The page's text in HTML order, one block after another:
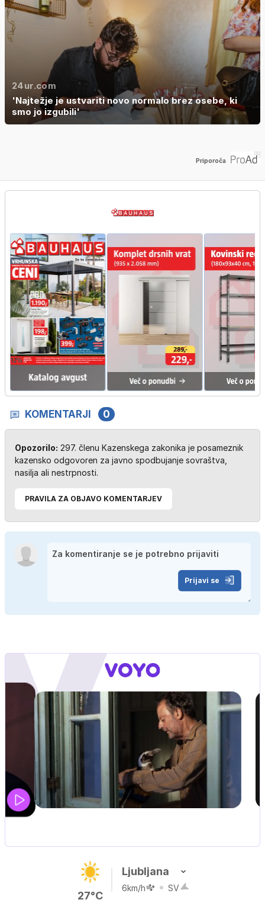
24ur.com
'Najtežje je ustvariti novo normalo brez osebe, ki
smo jo izgubili'
Priporoča
KOMENTARJI 0
Opozorilo: 297. členu Kazenskega zakonika je posameznik
kazensko odgovoren za javno spodbujanje sovraštva,
nasilja ali nestrpnosti.
PRAVILA ZA OBJAVO KOMENTARJEV
Prijavi se
UEFA SUPERPOKAL
27°C
Ljubljana
6km/h SV